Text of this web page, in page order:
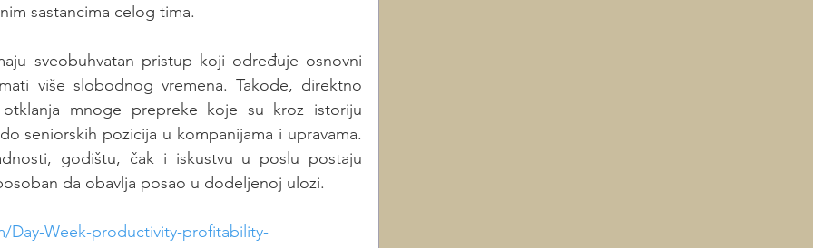
sastancima celog tima.
sveobuhvatan pristup koji određuje osnovni
više slobodnog vremena. Takođe, direktno
mnoge prepreke koje su kroz istoriju
seniorskih pozicija u kompanijama i upravama.
godištu, čak i iskustvu u poslu postaju
da obavlja posao u dodeljenoj ulozi.
Day-Week-productivity-profitability-